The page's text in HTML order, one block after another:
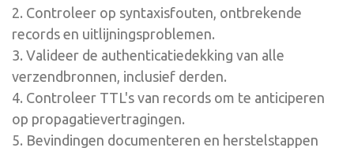
2. Controleer op syntaxisfouten, ontbrekende
records en uitlijningsproblemen.
3. Valideer de authenticatiedekking van alle
verzendbronnen, inclusief derden.
4. Controleer TTL's van records om te anticiperen
op propagatievertragingen.
5. Bevindingen documenteren en herstelstappen